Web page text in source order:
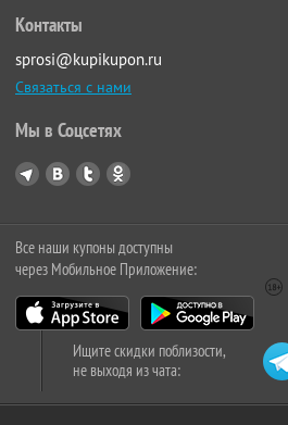
Контакты
sprosi@kupikupon.ru
Связаться с нами
Мы в Соцсетях
Все наши купоны доступны
через Мобильное Приложение:
Ищите скидки поблизости,
не выходя из чата: